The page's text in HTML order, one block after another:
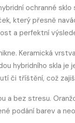
ochranné
který přesně
a perfektní
Keramická
hybridního skla
či tříštění, což
a bez stresu.
podání barev a